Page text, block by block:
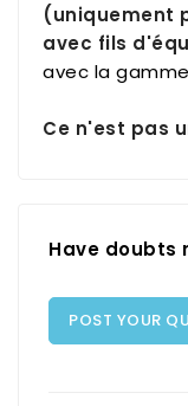
(uniquement
avec fils
avec la
Ce n'est pas
Have doubts
POST YOUR